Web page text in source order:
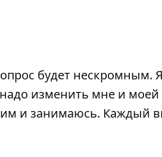
будет нескромным.
изменить мне и моей
и занимаюсь. Каждый